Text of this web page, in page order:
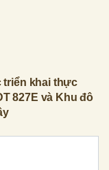
triển khai thực
827E và Khu đô